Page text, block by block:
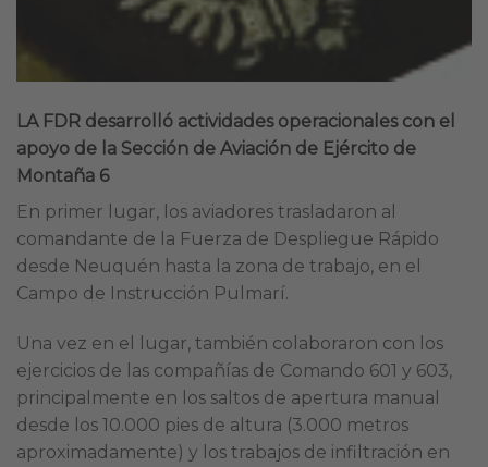
LA FDR desarrolló actividades operacionales con el
apoyo de la Sección de Aviación de Ejército de
Montaña 6
En primer lugar, los aviadores trasladaron al
comandante de la Fuerza de Despliegue Rápido
desde Neuquén hasta la zona de trabajo, en el
Campo de Instrucción Pulmarí.
Una vez en el lugar, también colaboraron con los
ejercicios de las compañías de Comando 601 y 603,
principalmente en los saltos de apertura manual
desde los 10.000 pies de altura (3.000 metros
aproximadamente) y los trabajos de infiltración en